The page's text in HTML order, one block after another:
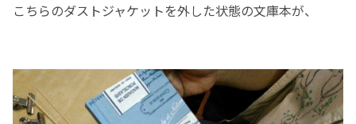
こちらのダストジャケットを外した状態の文庫本が、